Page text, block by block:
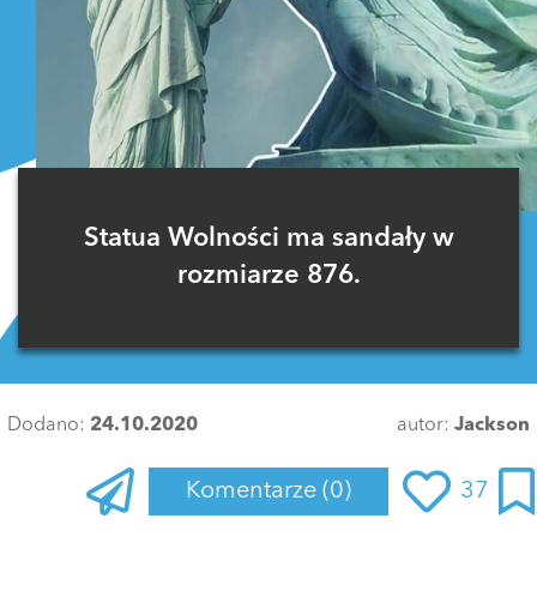
Statua Wolności ma sandały w
rozmiarze 876.
Dodano: 24.10.2020 autor: Jackson
Komentarze (0) 37